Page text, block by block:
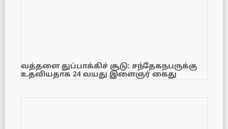
வத்தளை துப்பாக்கிச் சூடு: சந்தேகநபருக்கு
உதவியதாக 24 வயது இளைஞர் கைது